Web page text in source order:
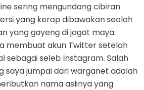
sering mengundang cibiran
yang kerap dibawakan seolah
yang gayeng di jagat maya.
membuat akun Twitter setelah
sebagai seleb Instagram. Salah
saya jumpai dari warganet adalah
nama aslinya yang